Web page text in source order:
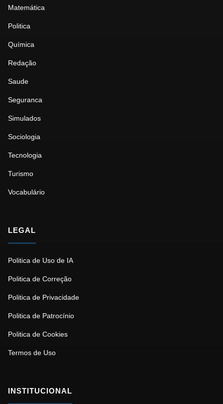
Matemática
Politica
Química
Redação
Saude
Seguranca
Simulados
Sociologia
Tecnologia
Turismo
Vocabulário
LEGAL
Politica de Uso de IA
Politica de Correção
Politica de Privacidade
Politica de Patrocínio
Politica de Cookies
Termos de Uso
INSTITUCIONAL